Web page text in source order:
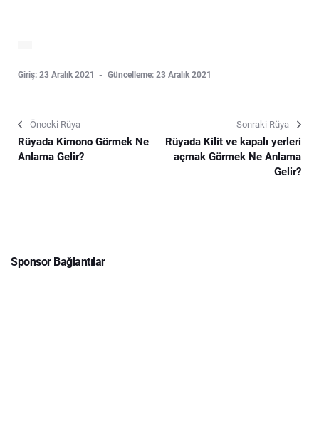
Giriş: 23 Aralık 2021 Güncelleme: 23 Aralık 2021
Önceki Rüya
Rüyada Kimono Görmek Ne
Anlama Gelir?
Sonraki Rüya
Rüyada Kilit ve kapalı yerleri
açmak Görmek Ne Anlama
Gelir?
Sponsor Bağlantılar